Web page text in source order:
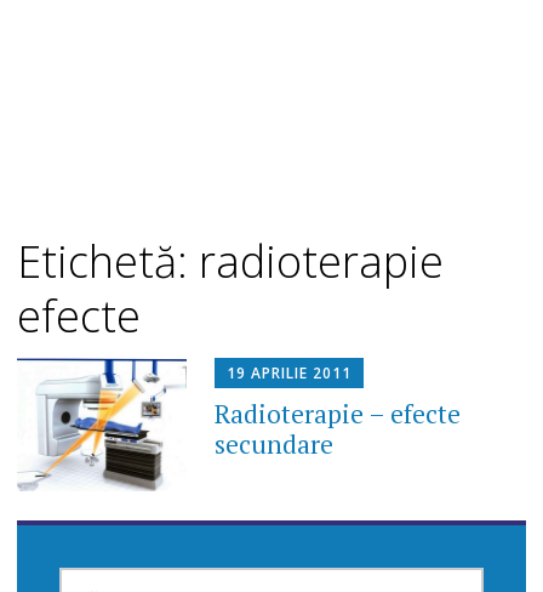
Etichetă: radioterapie
efecte
19 APRILIE 2011
Radioterapie – efecte
secundare